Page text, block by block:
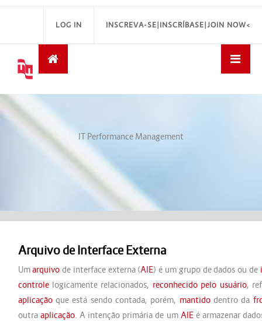
INSCREVA-SE|INSCRÍBASE|JOIN NOW<
LOG IN
IT Performance Management
Arquivo de Interface Externa
Umarquivo de interface externa (AIE) é um grupo de dados ou de
controlelogicamente relacionados, reconhecido pelo usuário,
aplicaçãoque está sendo contada, porém, mantidodentro da
outra aplicação. A intenção primária de um AIEé armazenar